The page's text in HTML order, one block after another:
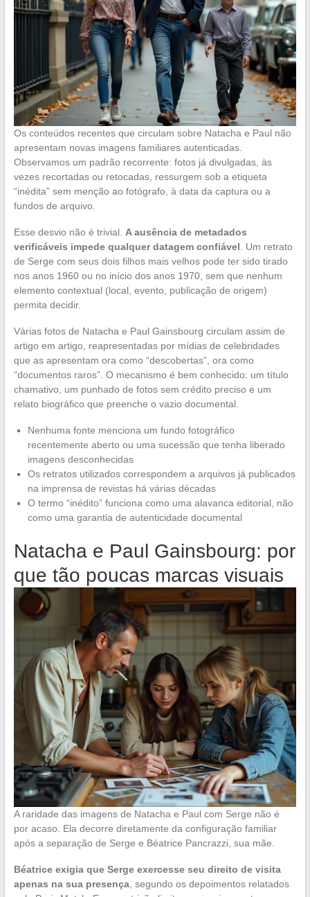
Os conteúdos recentes que circulam sobre Natacha e Paul não
apresentam novas imagens familiares autenticadas.
Observamos um padrão recorrente: fotos já divulgadas, às
vezes recortadas ou retocadas, ressurgem sob a etiqueta
“inédita” sem menção ao fotógrafo, à data da captura ou a
fundos de arquivo.
Esse desvio não é trivial. A ausência de metadados
verificáveis impede qualquer datagem confiável . Um retrato
de Serge com seus dois filhos mais velhos pode ter sido tirado
nos anos 1960 ou no início dos anos 1970, sem que nenhum
elemento contextual (local, evento, publicação de origem)
permita decidir.
Várias fotos de Natacha e Paul Gainsbourg circulam assim de
artigo em artigo, reapresentadas por mídias de celebridades
que as apresentam ora como “descobertas”, ora como
“documentos raros”. O mecanismo é bem conhecido: um título
chamativo, um punhado de fotos sem crédito preciso e um
relato biográfico que preenche o vazio documental.
Nenhuma fonte menciona um fundo fotográfico
recentemente aberto ou uma sucessão que tenha liberado
imagens desconhecidas
Os retratos utilizados correspondem a arquivos já publicados
na imprensa de revistas há várias décadas
O termo “inédito” funciona como uma alavanca editorial, não
como uma garantia de autenticidade documental
Natacha e Paul Gainsbourg: por
que tão poucas marcas visuais
A raridade das imagens de Natacha e Paul com Serge não é
por acaso. Ela decorre diretamente da configuração familiar
após a separação de Serge e Béatrice Pancrazzi, sua mãe.
Béatrice exigia que Serge exercesse seu direito de visita
apenas na sua presença, segundo os depoimentos relatados